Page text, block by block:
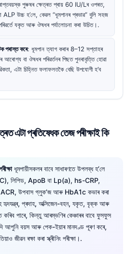
পুৰুষৰ ক্ষেত্ৰত প্ৰায় 60 IU/Lৰ ওপৰত,
ALP উচ্চ হ’লে, কেৱল “ধূমপানৰ প্ৰভাৱ” বুলি সহজ
যকৃত আৰু ঔষধৰ পৰ্যালোচনা কৰা উচিত।.
পৰাস্ত কৰে: ধূমপান ত্যাগ কৰাৰ 8–12 সপ্তাহৰ
আৰোগ্য বা ঔষধৰ পৰিৱৰ্তনৰ পিছত পুনৰাবৃত্তি হোৱা
এটা চিহ্নিত ফলাফলতকৈ বেছি উপযোগী হ’ব
এটা প্ৰতিষেধক তেজ পৰীক্ষাই কি
ধূমপায়ীসকলৰ বাবে সাধাৰণতে উপলব্ধ হ’লে
লিপিড, ApoB বা Lp(a), hs-CRP,
উপবাস গ্লুক’জ আৰু HbA1c কভাৰ কৰা
হৃদযন্ত্ৰ, প্ৰদাহ, অক্সিজেন-বহন, যকৃত, বৃক্ক আৰু
কৰিব পাৰে, কিন্তু আৰম্ভণিৰ কেঞ্চাৰৰ বাবে ফুসফুস
আপুনি বয়স আৰু পেক-ইয়াৰ মানদণ্ড পূৰণ কৰে,
জীৱন ৰক্ষা কৰা স্ক্ৰীনিং পৰীক্ষা।.